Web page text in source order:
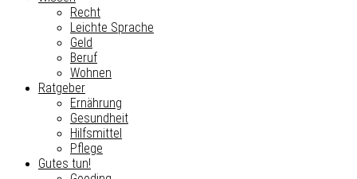
Recht
Leichte Sprache
Geld
Beruf
Wohnen
Ratgeber
Ernährung
Gesundheit
Hilfsmittel
Pflege
Gutes tun!